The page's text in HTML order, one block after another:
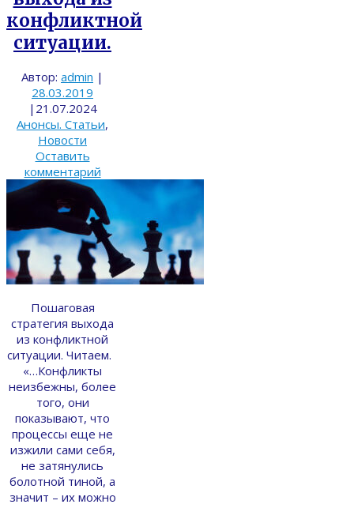
конфликтной
ситуации.
Автор: admin |
28.03.2019
| 21.07.2024
Анонсы. Статьи,
Новости
Оставить
комментарий
Пошаговая
стратегия выхода
из конфликтной
ситуации. Читаем.
«…Конфликты
неизбежны, более
того, они
показывают, что
процессы еще не
изжили сами себя,
не затянулись
болотной тиной, а
значит – их можно